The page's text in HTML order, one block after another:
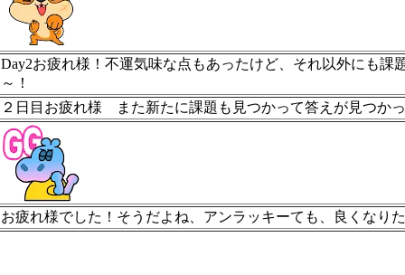
Day2お疲れ様！不運気味な点もあったけど、それ以外にも
～！
２日目お疲れ様 また新たに課題も見つかって答えが見つか
お疲れ様でした！そうだよね、アンラッキーても、良くなり